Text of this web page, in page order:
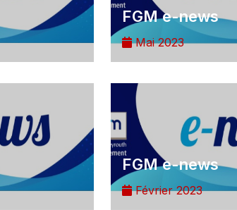
FGM e-news
Mai 2023
FGM e-news
Février 2023